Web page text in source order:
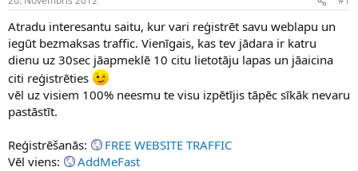
n
u
z
s
ā
c
ē
j
a
u
m
s
Atradu interesantu saitu, kur vari reģistrēt savu weblapu un
iegūt bezmaksas traffic. Vienīgais, kas tev jādara ir katru
dienu uz 30sec jāapmeklē 10 citu lietotāju lapas un jāaicina
citi reģistrēties
vēl uz visiem 100% neesmu te visu izpētījis tāpēc sīkāk nevaru
pastāstīt.
Reģistrēšanās:
FREE WEBSITE TRAFFIC
Vēl viens:
AddMeFast